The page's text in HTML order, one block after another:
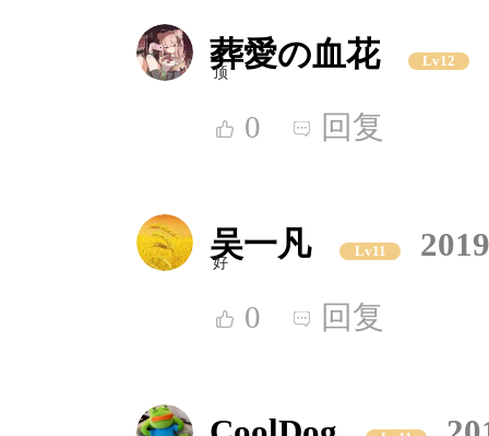
葬愛の血花 Lv12
顶
0 回复
吴一凡 Lv11
好
0 回复